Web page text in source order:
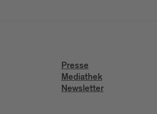
Presse
Mediathek
Newsletter